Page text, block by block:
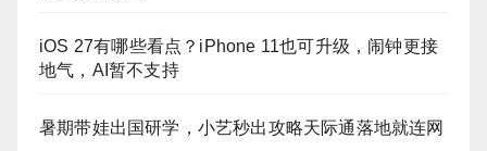
iOS 27有哪些看点？iPhone 11也可升级，闹钟更接
地气，AI暂不支持
暑期带娃出国研学，小艺秒出攻略天际通落地就连网